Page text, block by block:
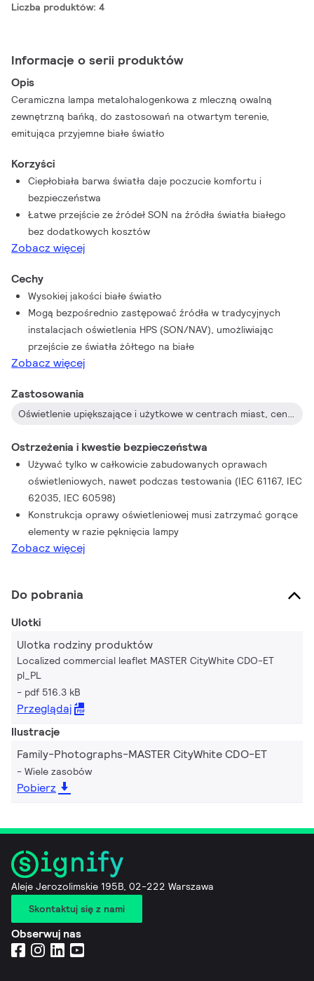
Liczba produktów: 4
Informacje o serii produktów
Opis
Ceramiczna lampa metalohalogenkowa z mleczną owalną
zewnętrzną bańką, do zastosowań na otwartym terenie,
emitująca przyjemne białe światło
Korzyści
Ciepłobiała barwa światła daje poczucie komfortu i
bezpieczeństwa
Łatwe przejście ze źródeł SON na źródła światła białego
bez dodatkowych kosztów
Zobacz więcej
Cechy
Wysokiej jakości białe światło
Mogą bezpośrednio zastępować źródła w tradycyjnych
instalacjach oświetlenia HPS (SON/NAV), umożliwiając
przejście ze światła żółtego na białe
Zobacz więcej
Zastosowania
Oświetlenie upiększające i użytkowe w centrach miast, centrach handlowych i miejscach ruchu pieszego, a także na terenach mieszkaniowych do oświetlenia dróg i w roli oświetlenia zalewowego
Ostrzeżenia i kwestie bezpieczeństwa
Używać tylko w całkowicie zabudowanych oprawach
oświetleniowych, nawet podczas testowania (IEC 61167, IEC
62035, IEC 60598)
Konstrukcja oprawy oświetleniowej musi zatrzymać gorące
elementy w razie pęknięcia lampy
Zobacz więcej
Do pobrania
Ulotki
Ulotka rodziny produktów
Localized commercial leaflet MASTER CityWhite CDO-ET
pl_PL
pdf 516.3 kB
Przeglądaj
Ilustracje
Family-Photographs-MASTER CityWhite CDO-ET
Wiele zasobów
Pobierz
Aleje Jerozolimskie 195B, 02-222 Warszawa
Skontaktuj się z nami
Obserwuj nas